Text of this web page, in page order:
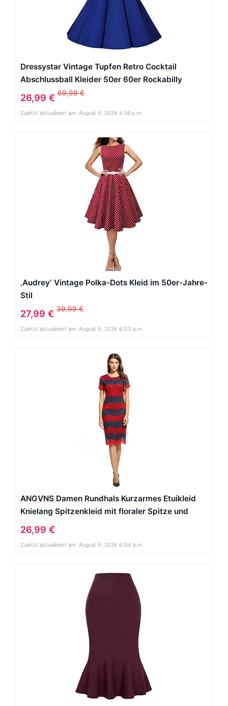
Dressystar Vintage Tupfen Retro Cocktail
Abschlussball Kleider 50er 60er Rockabilly
Neckholder Royal Blau mit Weiß S
26,99 € 69,99 €
Zuletzt aktualisiert am: August 9, 2026 4:58 p.m.
‚Audrey‘ Vintage Polka-Dots Kleid im 50er-Jahre-
Stil
27,99 € 39,99 €
Zuletzt aktualisiert am: August 9, 2026 6:03 p.m.
ANGVNS Damen Rundhals Kurzarmes Etuikleid
Knielang Spitzenkleid mit floraler Spitze und
Streifen Größe 42-44 Rot und Blau
26,99 €
Zuletzt aktualisiert am: August 9, 2026 6:04 p.m.